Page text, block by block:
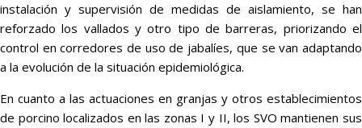
instalación y supervisión de medidas de aislamiento, se han
reforzado los vallados y otro tipo de barreras, priorizando el
control en corredores de uso de jabalíes, que se van adaptando
a la evolución de la situación epidemiológica.
En cuanto a las actuaciones en granjas y otros establecimientos
de porcino localizados en las zonas I y II, los SVO mantienen sus